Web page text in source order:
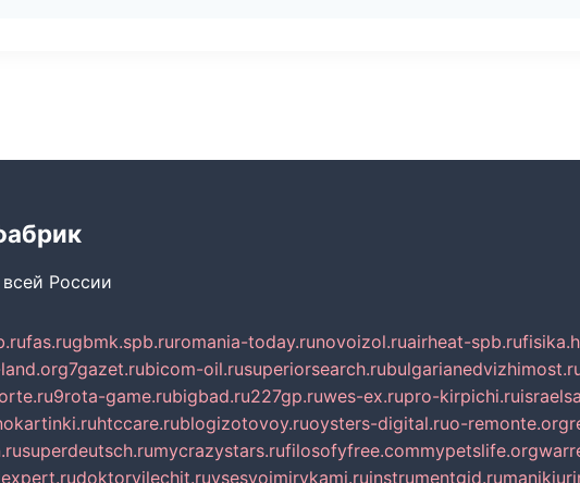
России
fas.rugbmk.spb.ruromania-today.runovoizol.ruairheat-spb.ru
7gazet.rubicom-oil.rusuperiorsearch.ru
9rota-game.rubigbad.ru227gp.ruwes-ex.rupro-kirpichi.ru
htccare.rublogizotovoy.ruoysters-digital.ruo-remonte.org
superdeutsch.rumycrazystars.rufilosofyfree.commypetslife.org
doktorvilechit.ruvsesvoimirykami.ruinstrumentgid.ru